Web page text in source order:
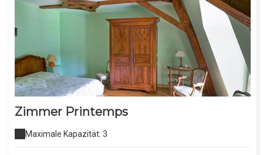
Zimmer Printemps
Maximale Kapazität: 3